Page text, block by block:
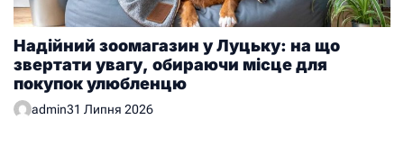
Надійний зоомагазин у Луцьку: на що
звертати увагу, обираючи місце для
покупок улюбленцю
admin31 Липня 2026